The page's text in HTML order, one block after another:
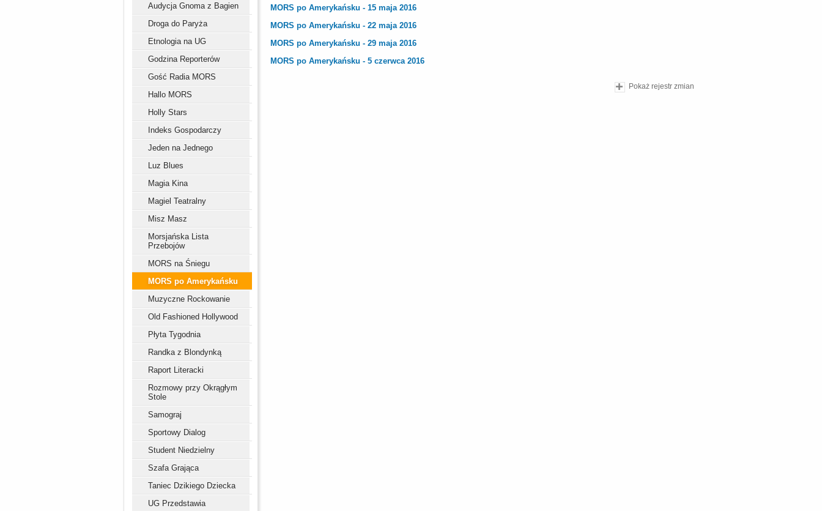
Audycja Gnoma z Bagien
Droga do Paryża
Etnologia na UG
Godzina Reporterów
Gość Radia MORS
Hallo MORS
Holly Stars
Indeks Gospodarczy
Jeden na Jednego
Luz Blues
Magia Kina
Magiel Teatralny
Misz Masz
Morsjańska Lista
Przebojów
MORS na Śniegu
MORS po Amerykańsku
Muzyczne Rockowanie
Old Fashioned Hollywood
Płyta Tygodnia
Randka z Blondynką
Raport Literacki
Rozmowy przy Okrągłym
Stole
Samograj
Sportowy Dialog
Student Niedzielny
Szafa Grająca
Taniec Dzikiego Dziecka
UG Przedstawia
MORS po Amerykańsku - 15 maja 2016
MORS po Amerykańsku - 22 maja 2016
MORS po Amerykańsku - 29 maja 2016
MORS po Amerykańsku - 5 czerwca 2016
Pokaż rejestr zmian